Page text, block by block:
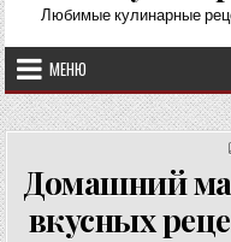
Любимые кулинарные
МЕНЮ
Домашний
вкусных